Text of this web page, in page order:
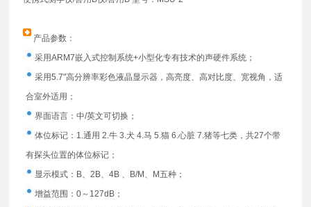
产品参数：
采用ARM7嵌入式控制系统+小型化专有技术的声硬件系统；
采用5.7"高分辨率彩色液晶显示器，高亮度、高对比度、宽视角，适
合室外适用；
界面语言：中/英文可切换；
体位标记：1.通用 2.牛 3.犬 4.马 5.猫 6.心脏 7.猪等七类，共27个带
有探头位置的体位标记；
显示模式：B、2B、4B 、B/M、M五种；
增益范围：0～127dB；